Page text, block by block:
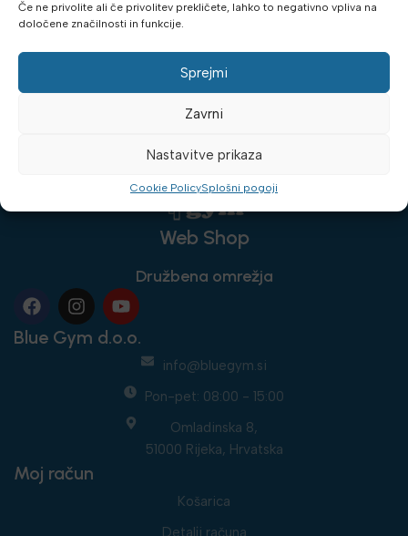
Če ne privolite ali če privolitev prekličete, lahko to negativno vpliva na
določene značilnosti in funkcije.
Sprejmi
Zavrni
Nastavitve prikaza
Cookie PolicySplošni pogoji
Web Shop
Družbena omrežja
Blue Gym d.o.o.
info@bluegym.si
Pon-pet: 08:00 - 15:00
Omladinska 8,
51000 Rijeka, Hrvatska
Moj račun
Košarica
Detalji računa